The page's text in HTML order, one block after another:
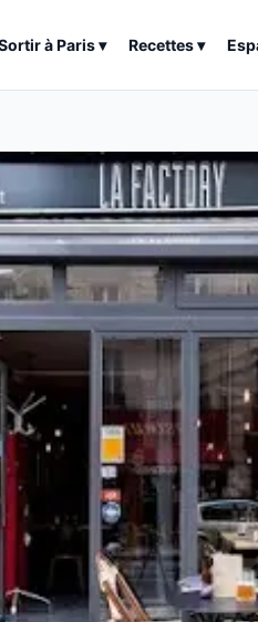
àParis▾ Recettes▾